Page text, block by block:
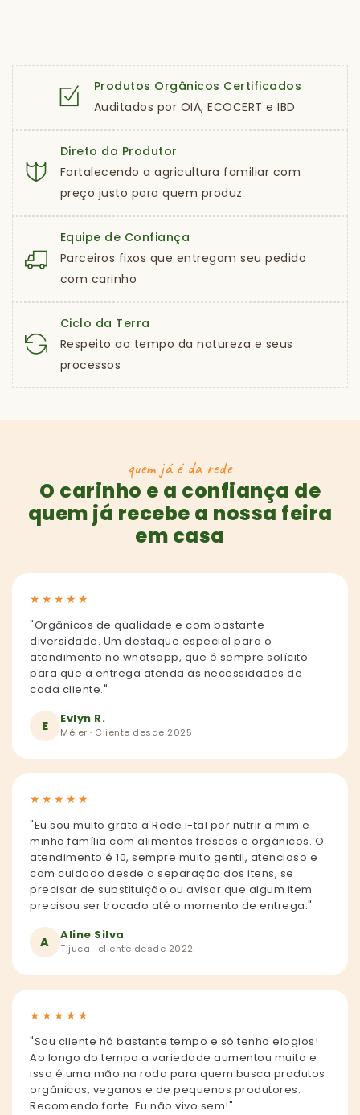
Produtos Orgânicos Certificados
Auditados por OIA, ECOCERT e IBD
Direto do Produtor
Fortalecendo a agricultura familiar com
preço justo para quem produz
Equipe de Confiança
Parceiros fixos que entregam seu pedido
com carinho
Ciclo da Terra
Respeito ao tempo da natureza e seus
processos
quem já é da rede
O carinho e a confiança de
quem já recebe a nossa feira
em casa
★ ★ ★ ★ ★
"Orgânicos de qualidade e com bastante
diversidade. Um destaque especial para o
atendimento no whatsapp, que é sempre solícito
para que a entrega atenda às necessidades de
cada cliente."
E Evlyn R.
Méier · Cliente desde 2025
★ ★ ★ ★ ★
"Eu sou muito grata a Rede i-tal por nutrir a mim e
minha família com alimentos frescos e orgânicos. O
atendimento é 10, sempre muito gentil, atencioso e
com cuidado desde a separação dos itens, se
precisar de substituição ou avisar que algum item
precisou ser trocado até o momento de entrega."
A Aline Silva
Tijuca · cliente desde 2022
★ ★ ★ ★ ★
"Sou cliente há bastante tempo e só tenho elogios!
Ao longo do tempo a variedade aumentou muito e
isso é uma mão na roda para quem busca produtos
orgânicos, veganos e de pequenos produtores.
Recomendo forte. Eu não vivo sem!"